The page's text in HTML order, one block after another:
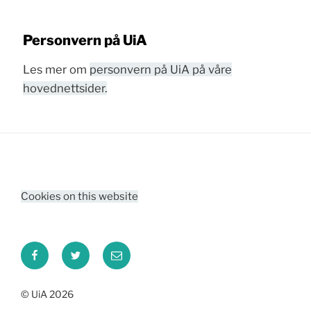
Personvern på UiA
Les mer om personvern på UiA på våre
hovednettsider.
Cookies on this website
FacebookTwitter Email
© UiA 2026